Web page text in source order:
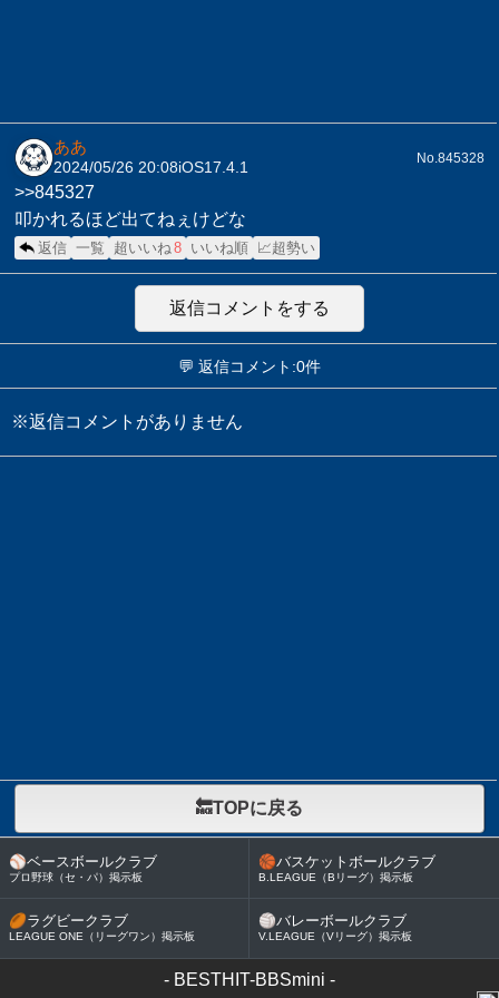
ああ
2024/05/26 20:08iOS17.4.1
No.845328
>>845327
叩かれるほど出てねぇけどな
返信 一覧 超いいね8 いいね順 📈超勢い
返信コメントをする
💬 返信コメント:0件
※返信コメントがありません
🔙TOPに戻る
⚾ベースボールクラブ
プロ野球（セ・パ）掲示板
🏀バスケットボールクラブ
B.LEAGUE（Bリーグ）掲示板
🏉ラグビークラブ
LEAGUE ONE（リーグワン）掲示板
🏐バレーボールクラブ
V.LEAGUE（Vリーグ）掲示板
- BESTHIT-BBSmini -